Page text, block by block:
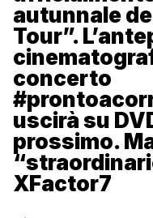
autunnale
Tour”.
concerto
uscirà su
prossimo.
XFactor7